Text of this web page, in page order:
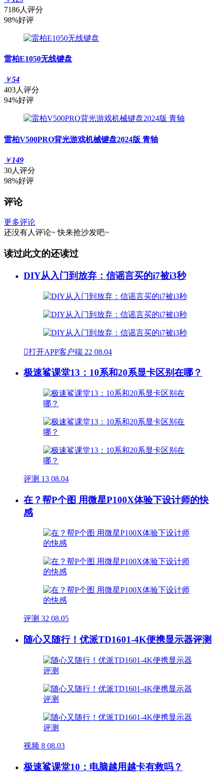
7186人评分
98%好评
雷柏E1050无线键盘
￥54
403人评分
94%好评
雷柏V500PRO背光游戏机械键盘2024版 青轴
￥149
30人评分
98%好评
评论
更多评论
还没有人评论~ 快来抢沙发吧~
读过此文的还读过
DIY从入门到放弃：信谣言买的i7被i3秒
打开APP客户端 22 08.04
极速鲨课堂13：10系和20系显卡区别在哪？
评测 13 08.04
在？帮P个图 用微星P100X体验下设计师的快
感
评测 32 08.05
随心又随行！优派TD1601-4K便携显示器评测
视频 8 08.03
极速鲨课堂10：电脑越用越卡有救吗？